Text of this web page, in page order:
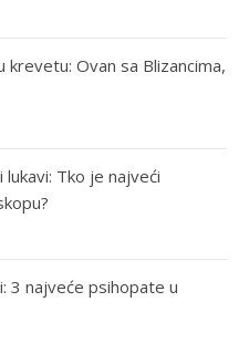
krevetu: Ovan sa Blizancima,
Tko je najveći
3 najveće psihopate u